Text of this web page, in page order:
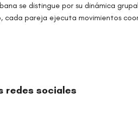
se distingue por su dinámica
cada pareja ejecuta movimientos
redes sociales